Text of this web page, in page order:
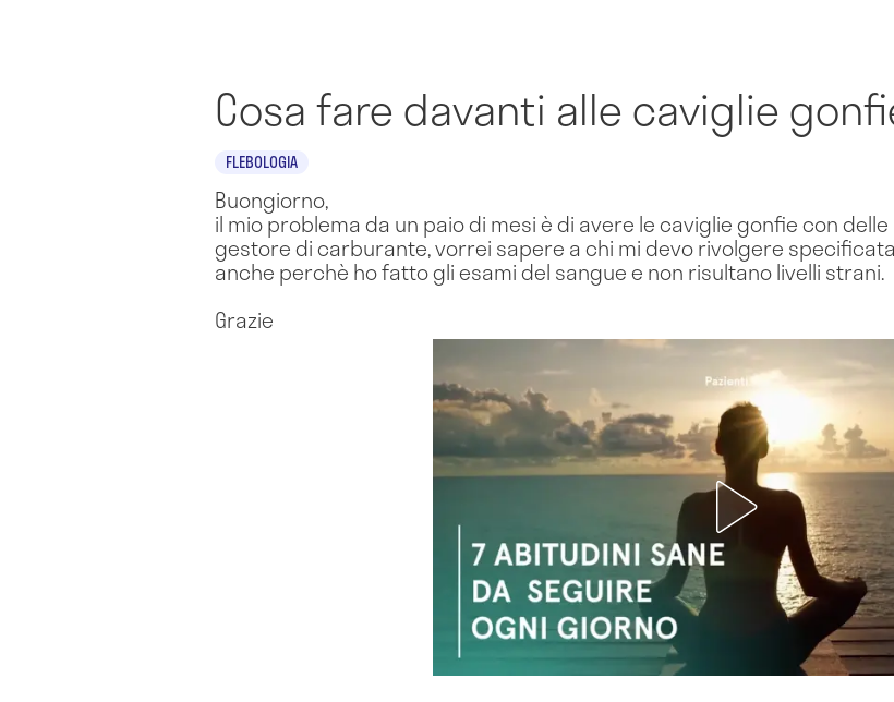
Cosa fare davanti alle caviglie
FLEBOLOGIA
Buongiorno,
il mio problema da un paio di mesi è di avere le caviglie gonfie con
gestore di carburante, vorrei sapere a chi mi devo rivolgere
anche perchè ho fatto gli esami del sangue e non risultano livelli strani.
Grazie